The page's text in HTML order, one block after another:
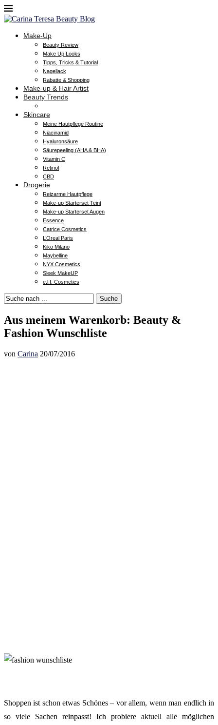
Make-Up
Beauty Review
Make Up Looks
Tipps, Tricks & Tutorial
Nagellack
Rabatte & Shopping
Make-up & Hair Artist
Beauty Trends
Skincare
Meine Hautpflege Routine
Niacinamid
Hyaluronsäure
Säurepeeling (AHA & BHA)
Vitamin C
Retinol
CBD
Drogerie
Reizarme Hautpflege
Make-up Starterset Teint
Make-up Starterset Augen
Essence
Catrice Cosmetics
L’Oreal Paris
Kiko Milano
Maybelline
NYX Cosmetics
Sleek MakeUP
e.l.f. Cosmetics
Suche
Aus meinem Warenkorb: Beauty &
Fashion Wunschliste
von Carina 20/07/2016
Shoppen ist schon etwas Schönes – vor allem, wenn man endlich in
so viele Sachen reinpasst! Ich probiere aktuell alle möglichen